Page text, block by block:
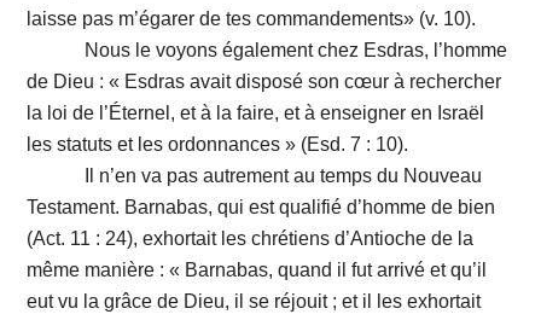
laisse pas m’égarer de tes commandements» (v. 10).
Nous le voyons également chez Esdras, l’homme
de Dieu : « Esdras avait disposé son cœur à rechercher
la loi de l’Éternel, et à la faire, et à enseigner en Israël
les statuts et les ordonnances » (Esd. 7 : 10).
Il n’en va pas autrement au temps du Nouveau
Testament. Barnabas, qui est qualifié d’homme de bien
(Act. 11 : 24), exhortait les chrétiens d’Antioche de la
même manière : « Barnabas, quand il fut arrivé et qu’il
eut vu la grâce de Dieu, il se réjouit ; et il les exhortait